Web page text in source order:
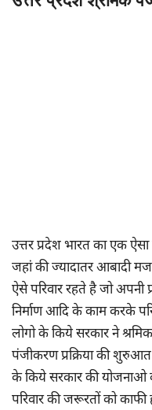
उत्तर प्रदेश भारत का एक
जहां की ज्यादातर आबादी
ऐसे परिवार रहते है जो अपनी
निर्माण आदि के काम करके
लोगो के किये सरकार ने
पंजीकरण प्रक्रिया की
के किये सरकार की
परिवार की जरूरतों को